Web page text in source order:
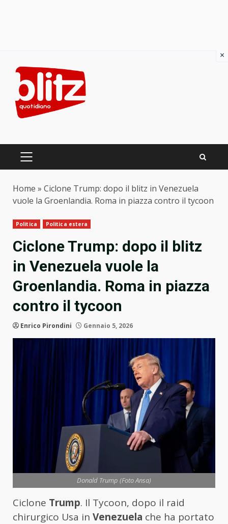
content
PRIMARY
Home » Ciclone Trump: dopo il blitz in Venezuela
vuole la Groenlandia. Roma in piazza contro il tycoon
Politica Politica estera
Ciclone Trump: dopo il blitz
in Venezuela vuole la
Groenlandia. Roma in piazza
contro il tycoon
Enrico Pirondini Gennaio 5, 2026
Donald Trump (Foto Ansa)
Ciclone Trump. Il Tycoon, dopo il raid
chirurgico Usa in Venezuela che ha portato
×